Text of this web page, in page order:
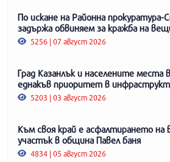
По искане на Районна
задържа обвиняем за кражба на
5256 | 07 август 2026
Град Казанлък и населените места
еднакъв приоритет в
5203 | 03 август 2026
Към своя край е асфалтирането на
участък в община Павел баня
4834 | 05 август 2026